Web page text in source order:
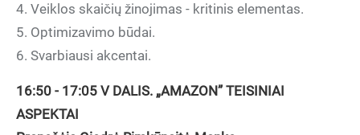
4. Veiklos skaičių žinojimas - kritinis elementas.
5. Optimizavimo būdai.
6. Svarbiausi akcentai.
16:50 - 17:05 V DALIS. „AMAZON” TEISINIAI
ASPEKTAI